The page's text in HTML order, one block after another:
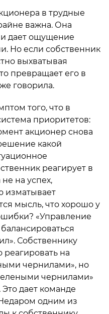
в трудные
важна. Она
дает ощущение
Но если собственник
выхватывая
превращает его в
говорила.
того, что в
приоритетов:
акционер снова
какой
реагирует в
на успех,
изматывает
мысль, что хорошо у
«Управление
Собственнику
реагировать на
чернилами», но
чернилами»
дает команде
одним из